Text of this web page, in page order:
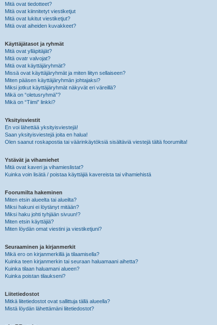
Mitä ovat tiedotteet?
Mitä ovat kiinnitetyt viestiketjut
Mitä ovat lukitut viestiketjut?
Mitä ovat aiheiden kuvakkeet?
Käyttäjätasot ja ryhmät
Mitä ovat ylläpitäjät?
Mitä ovatr valvojat?
Mitä ovat käyttäjäryhmät?
Missä ovat käyttäjäryhmät ja miten liityn sellaiseen?
Miten pääsen käyttäjäryhmän johtajaksi?
Miksi jotkut käyttäjäryhmät näkyvät eri väreillä?
Mikä on “oletusryhmä”?
Mikä on “Tiimi” linkki?
Yksityisviestit
En voi lähettää yksityisviestejä!
Saan yksityisviestejä joita en halua!
Olen saanut roskapostia tai väärinkäytöksiä sisältäviä viestejä tältä foorumilta!
Ystävät ja vihamiehet
Mitä ovat kaveri ja vihamieslistat?
Kuinka voin lisätä / poistaa käyttäjiä kavereista tai vihamiehistä
Foorumilta hakeminen
Miten etsin alueelta tai alueilta?
Miksi hakuni ei löytänyt mitään?
Miksi haku johti tyhjään sivuun!?
Miten etsin käyttäjiä?
Miten löydän omat viestini ja viestiketjuni?
Seuraaminen ja kirjanmerkit
Mikä ero on kirjanmerkillä ja tilaamisella?
Kuinka teen kirjanmerkin tai seuraan haluamaani aihetta?
Kuinka tilaan haluamani alueen?
Kuinka poistan tilaukseni?
Liitetiedostot
Mitkä liitetiedostot ovat sallittuja tällä alueella?
Mistä löydän lähettämäni liitetiedostot?